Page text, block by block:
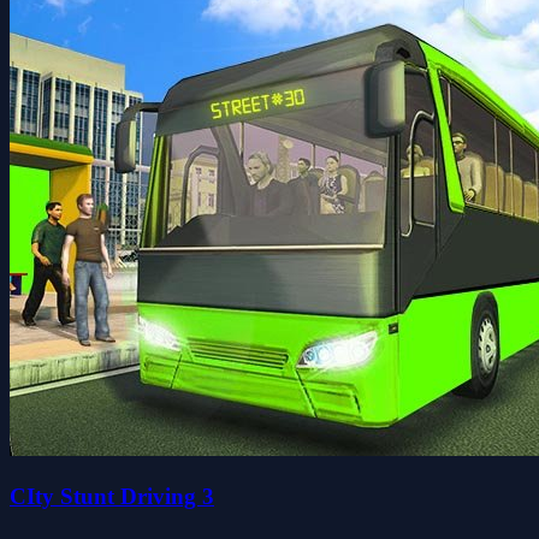
CIty Stunt Driving 3